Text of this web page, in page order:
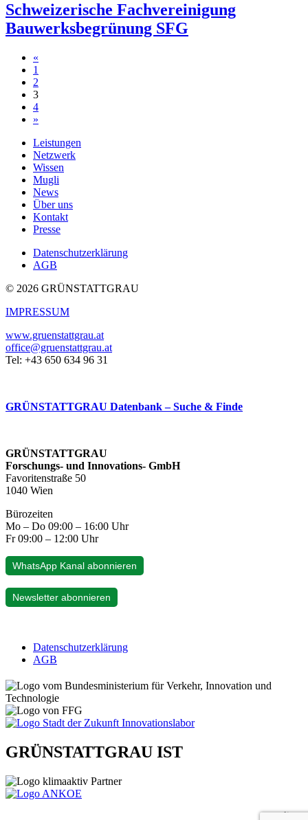
Schweizerische Fachvereinigung
Bauwerksbegrünung SFG
Beitragsnavigation
«
1
2
3
4
»
Leistungen
Netzwerk
Wissen
Mugli
News
Über uns
Kontakt
Presse
Datenschutzerklärung
AGB
© 2026 GRÜNSTATTGRAU
IMPRESSUM
www.gruenstattgrau.at
office@gruenstattgrau.at
Tel: +43 650 634 96 31
GRÜNSTATTGRAU Datenbank – Suche & Finde
GRÜNSTATTGRAU
Forschungs- und Innovations- GmbH
Favoritenstraße 50
1040 Wien
Bürozeiten
Mo – Do 09:00 – 16:00 Uhr
Fr 09:00 – 12:00 Uhr
WhatsApp Kanal abonnieren
Newsletter abonnieren
Datenschutzerklärung
AGB
GRÜNSTATTGRAU IST
gelistet